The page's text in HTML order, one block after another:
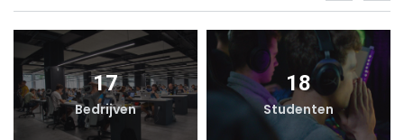
17
Bedrijven
18
Studenten